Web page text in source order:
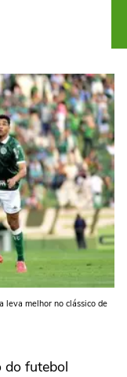
leva melhor no clássico de
do futebol